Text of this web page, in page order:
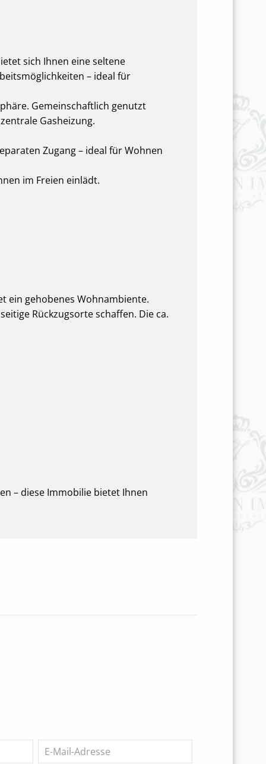
sich Ihnen eine seltene
– ideal für
Gemeinschaftlich genutzt
Gasheizung.
Zugang – ideal für Wohnen
im Freien einlädt.
ein gehobenes Wohnambiente.
Rückzugsorte schaffen. Die ca.
– diese Immobilie bietet Ihnen